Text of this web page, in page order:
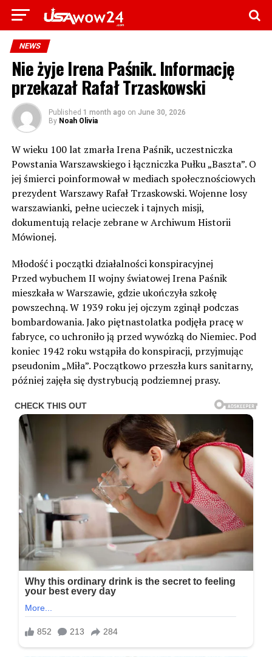
NEWS
Nie żyje Irena Paśnik. Informację
przekazał Rafał Trzaskowski
Published 1 month ago on June 30, 2026
By Noah Olivia
W wieku 100 lat zmarła Irena Paśnik, uczestniczka
Powstania Warszawskiego i łączniczka Pułku „Baszta”. O
jej śmierci poinformował w mediach społecznościowych
prezydent Warszawy Rafał Trzaskowski. Wojenne losy
warszawianki, pełne ucieczek i tajnych misji,
dokumentują relacje zebrane w Archiwum Historii
Mówionej.
Młodość i początki działalności konspiracyjnej
Przed wybuchem II wojny światowej Irena Paśnik
mieszkała w Warszawie, gdzie ukończyła szkołę
powszechną. W 1939 roku jej ojczym zginął podczas
bombardowania. Jako piętnastolatka podjęła pracę w
fabryce, co uchroniło ją przed wywózką do Niemiec. Pod
koniec 1942 roku wstąpiła do konspiracji, przyjmując
pseudonim „Miła”. Początkowo przeszła kurs sanitarny,
później zajęła się dystrybucją podziemnej prasy.